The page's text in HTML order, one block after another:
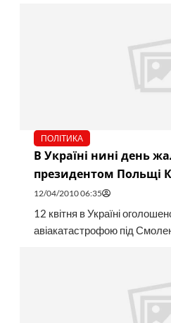
ПОЛІТИКА
В Україні нині день
президентом Польщі
12/04/2010 06:35
12 квітня в Україні
авіакатастрофою під